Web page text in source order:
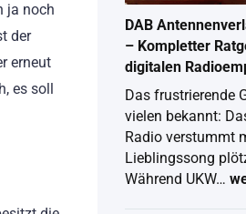
ja noch
der
erneut
es soll
DAB
– Kompletter
digitalen
Das frustrierende
vielen bekannt:
Radio verstummt
Lieblingssong
Während UKW…